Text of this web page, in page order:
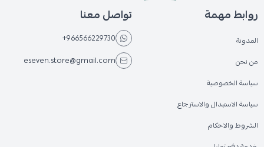
روابط مهمة
المدونة
من نحن
سياسة الخصوصية
سياسة الاستبدال والاسترجاع
الشروط والاحكام
تواصل معنا
+966566229730
eseven.store@gmail.com